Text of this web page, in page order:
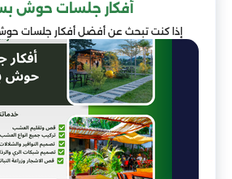
أفكار جلسات حوش
إذا كنت تبحث عن أفضل أفكار جلسات